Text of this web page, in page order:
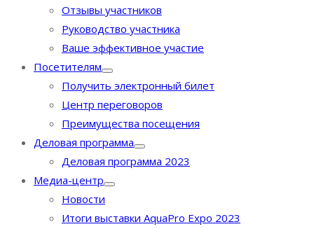
Отзывы участников
Руководство участника
Ваше эффективное участие
Посетителям
Получить электронный билет
Центр переговоров
Преимущества посещения
Деловая программа
Деловая программа 2023
Медиа-центр
Новости
Итоги выставки AquaPro Expo 2023